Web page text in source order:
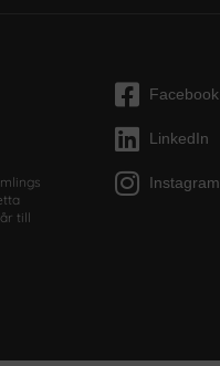
till
Facebook
LinkedIn
Instagram